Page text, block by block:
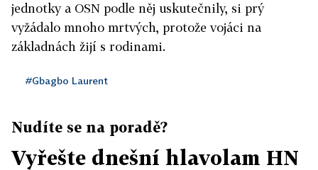
jednotky a OSN podle něj uskutečnily, si prý
vyžádalo mnoho mrtvých, protože vojáci na
základnách žijí s rodinami.
#Gbagbo Laurent
Nudíte se na poradě?
Vyřešte dnešní hlavolam HN